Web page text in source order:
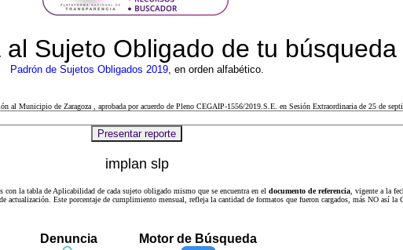
al Sujeto Obligado de tu búsqueda
Padrón de Sujetos Obligados 2019, en orden alfabético.
al Municipio de Zaragoza , aprobada por acuerdo de Pleno CEGAIP-1556/2019.S.E. en Sesión Extraordinaria de 25 de
implan slp
la tabla de Aplicabilidad de cada sujeto obligado mismo que se encuentra en el documento de referencia , vigente a la
actualización. Este porcentaje de cumplimiento mensual, refleja la cantidad de formatos que fueron cargados, más NO así
Denuncia Motor de Búsqueda